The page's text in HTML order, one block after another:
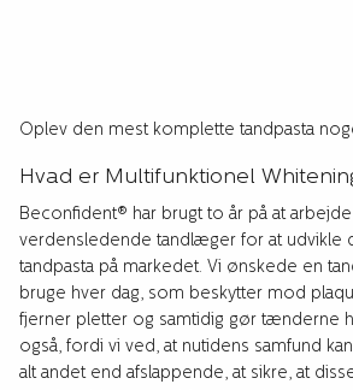
Oplev den mest komplette tandpasta
Hvad er Multifunktionel
Beconfident® har brugt to år på at
verdensledende tandlæger for at udvikle
tandpasta på markedet. Vi ønskede en
bruge hver dag, som beskytter mod
fjerner pletter og samtidig gør tænderne
også, fordi vi ved, at nutidens samfund
alt andet end afslappende, at sikre, at